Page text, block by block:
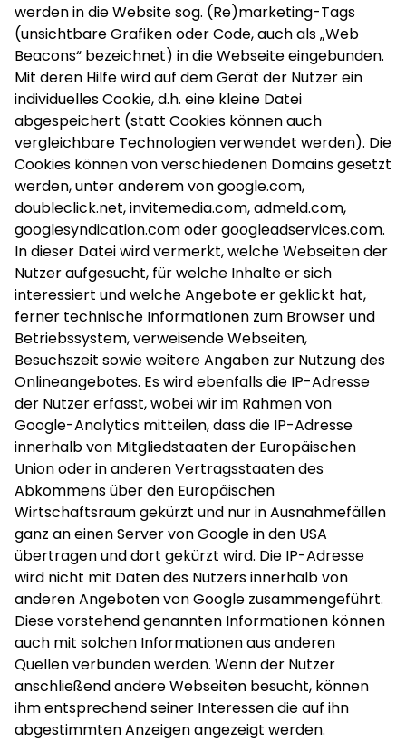
werden in die Website sog. (Re)marketing-Tags
(unsichtbare Grafiken oder Code, auch als „Web
Beacons“ bezeichnet) in die Webseite eingebunden.
Mit deren Hilfe wird auf dem Gerät der Nutzer ein
individuelles Cookie, d.h. eine kleine Datei
abgespeichert (statt Cookies können auch
vergleichbare Technologien verwendet werden). Die
Cookies können von verschiedenen Domains gesetzt
werden, unter anderem von google.com,
doubleclick.net, invitemedia.com, admeld.com,
googlesyndication.com oder googleadservices.com.
In dieser Datei wird vermerkt, welche Webseiten der
Nutzer aufgesucht, für welche Inhalte er sich
interessiert und welche Angebote er geklickt hat,
ferner technische Informationen zum Browser und
Betriebssystem, verweisende Webseiten,
Besuchszeit sowie weitere Angaben zur Nutzung des
Onlineangebotes. Es wird ebenfalls die IP-Adresse
der Nutzer erfasst, wobei wir im Rahmen von
Google-Analytics mitteilen, dass die IP-Adresse
innerhalb von Mitgliedstaaten der Europäischen
Union oder in anderen Vertragsstaaten des
Abkommens über den Europäischen
Wirtschaftsraum gekürzt und nur in Ausnahmefällen
ganz an einen Server von Google in den USA
übertragen und dort gekürzt wird. Die IP-Adresse
wird nicht mit Daten des Nutzers innerhalb von
anderen Angeboten von Google zusammengeführt.
Diese vorstehend genannten Informationen können
auch mit solchen Informationen aus anderen
Quellen verbunden werden. Wenn der Nutzer
anschließend andere Webseiten besucht, können
ihm entsprechend seiner Interessen die auf ihn
abgestimmten Anzeigen angezeigt werden.